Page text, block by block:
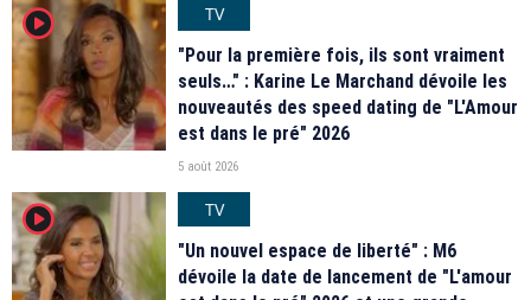
player2
TV
"Pour la première fois, ils sont vraiment
seuls…" : Karine Le Marchand dévoile les
nouveautés des speed dating de "L'Amour
est dans le pré" 2026
5 août 2026
player2
TV
"Un nouvel espace de liberté" : M6
dévoile la date de lancement de "L'amour